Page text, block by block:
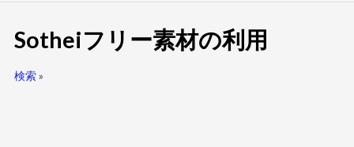
Sotheiフリー素材の利用
検索»